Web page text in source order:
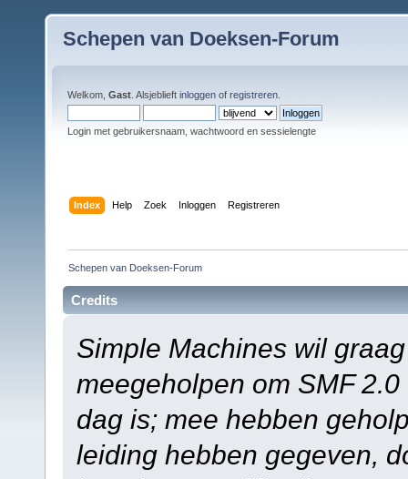
Schepen van Doeksen-Forum
Welkom, Gast . Alsjeblieft inloggen of registreren
Login met gebruikersnaam, wachtwoord en sessielengte
Index Help Zoek Inloggen Registreren
Schepen van Doeksen-Forum
Credits
Simple Machines wil
meegeholpen om SMF
dag is; mee hebben
leiding hebben gegeven,